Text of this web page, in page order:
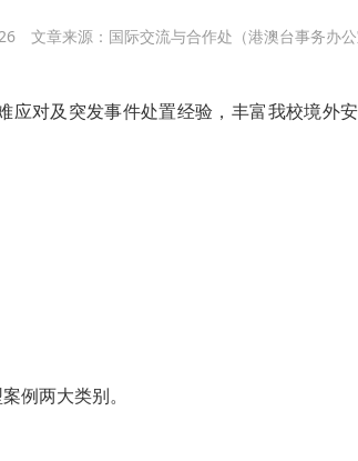
文章来源：国际交流与合作处（港澳台事务办公
对及突发事件处置经验，丰富我校境
例两大类别。